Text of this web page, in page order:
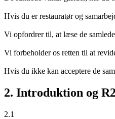
Hvis du er restauratør og
Vi opfordrer til, at læse de
Vi forbeholder os retten til at
Hvis du ikke kan acceptere de
2. Introduktion og
2.1